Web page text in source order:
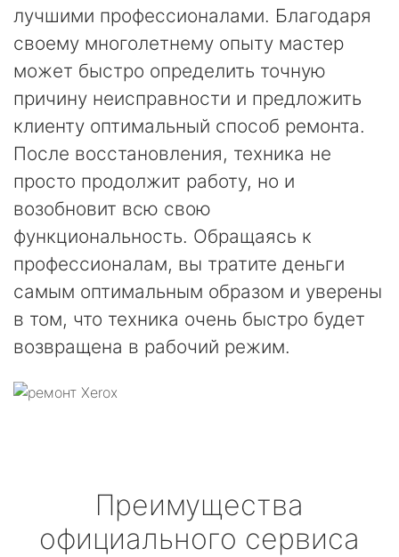
лучшими профессионалами. Благодаря
своему многолетнему опыту мастер
может быстро определить точную
причину неисправности и предложить
клиенту оптимальный способ ремонта.
После восстановления, техника не
просто продолжит работу, но и
возобновит всю свою
функциональность. Обращаясь к
профессионалам, вы тратите деньги
самым оптимальным образом и уверены
в том, что техника очень быстро будет
возвращена в рабочий режим.
Преимущества
официального сервиса